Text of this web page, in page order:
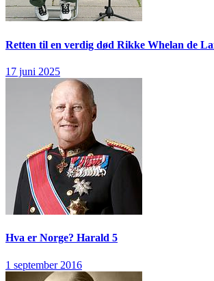
Retten til en verdig død Rikke Whelan de
17 juni 2025
Hva er Norge? Harald 5
1 september 2016